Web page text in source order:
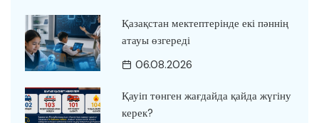
Қазақстан мектептерінде екі пәннің
атауы өзгереді
06.08.2026
Қауіп төнген жағдайда қайда жүгіну
керек?